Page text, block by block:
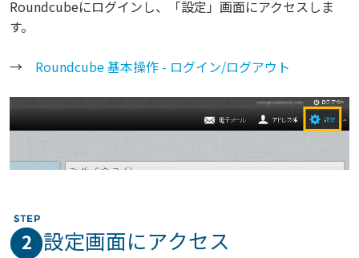
Roundcubeにログインし、「設定」画面にアクセスしま
す。
→ Roundcube 基本操作 - ログイン/ログアウト
2 設定画面にアクセス